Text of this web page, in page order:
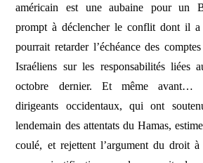
américain est une aubaine pour un
prompt à déclencher le conflit dont il
pourrait retarder l’échéance des
Israéliens sur les responsabilités liées
octobre dernier. Et même avant…
dirigeants occidentaux, qui ont
lendemain des attentats du Hamas,
coulé, et rejettent l’argument du droit